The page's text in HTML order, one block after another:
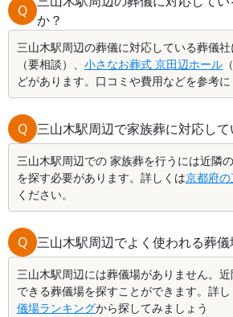
Q
か？
三山木駅周辺の葬儀に対応している葬儀社
（要相談）、 小さなお葬式 京田辺ホール
どがあります。口コミや費用などを参考に
Q 三山木駅周辺で家族葬に対応して
三山木駅周辺での 家族葬を行うには近隣
を探す必要があります。詳しくは京都府
ください。
Q 三山木駅周辺でよく使われる葬儀
三山木駅周辺には葬儀場がありません。
できる葬儀場を探すことができます。詳
儀場ランキングから探してみましょう